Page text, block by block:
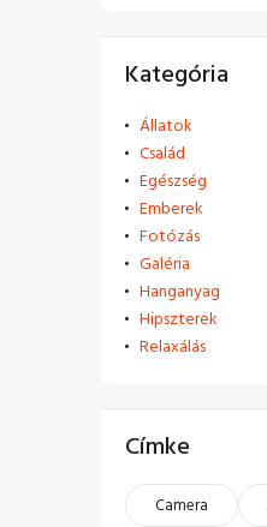
Kategória
Állatok
Család
Egészség
Emberek
Fotózás
Galéria
Hanganyag
Hipszterek
Relaxálás
Címke
Camera